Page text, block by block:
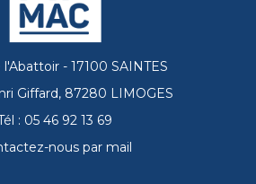
l'Abattoir - 17100 SAINTES
Giffard, 87280 LIMOGES
: 05 46 92 13 69
nous par mail